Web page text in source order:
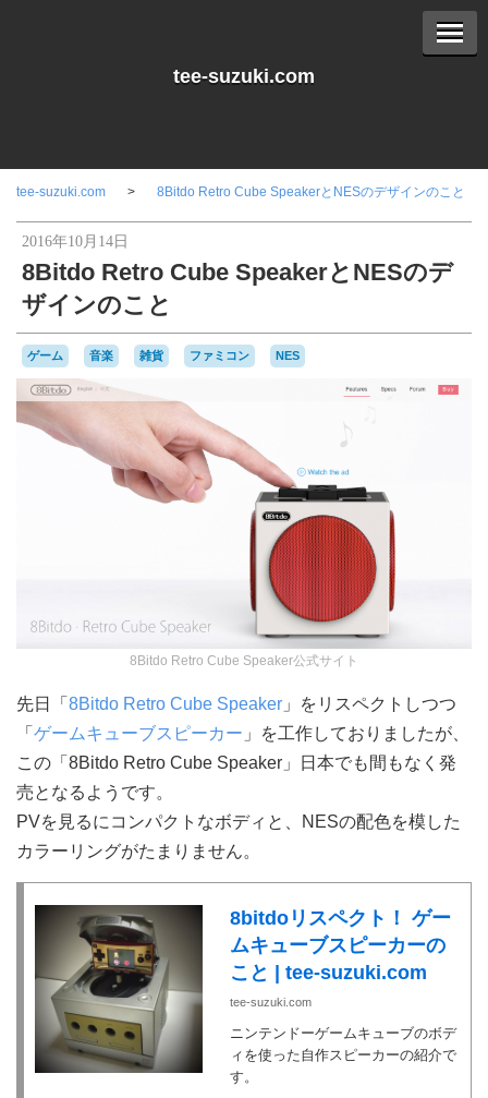
tee-suzuki.com
tee-suzuki.com 8Bitdo Retro Cube SpeakerとNESのデザインのこと
2016年10月14日
8Bitdo Retro Cube SpeakerとNESのデ
ザインのこと
ゲーム 音楽 雑貨 ファミコン NES
8Bitdo Retro Cube Speaker公式サイト
先日「 8Bitdo Retro Cube Speaker 」をリスペクトしつつ
「 ゲームキューブスピーカー 」を工作しておりましたが、
この「8Bitdo Retro Cube Speaker」日本でも間もなく発
売となるようです。
PVを見るにコンパクトなボディと、NESの配色を模した
カラーリングがたまりません。
8bitdoリスペクト！ ゲー
ムキューブスピーカーの
こと | tee-suzuki.com
tee-suzuki.com
ニンテンドーゲームキューブのボデ
ィを使った自作スピーカーの紹介で
す。